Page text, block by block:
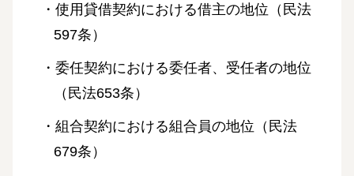
・使用貸借契約における借主の地位（民法
597条）
・委任契約における委任者、受任者の地位
（民法653条）
・組合契約における組合員の地位（民法
679条）